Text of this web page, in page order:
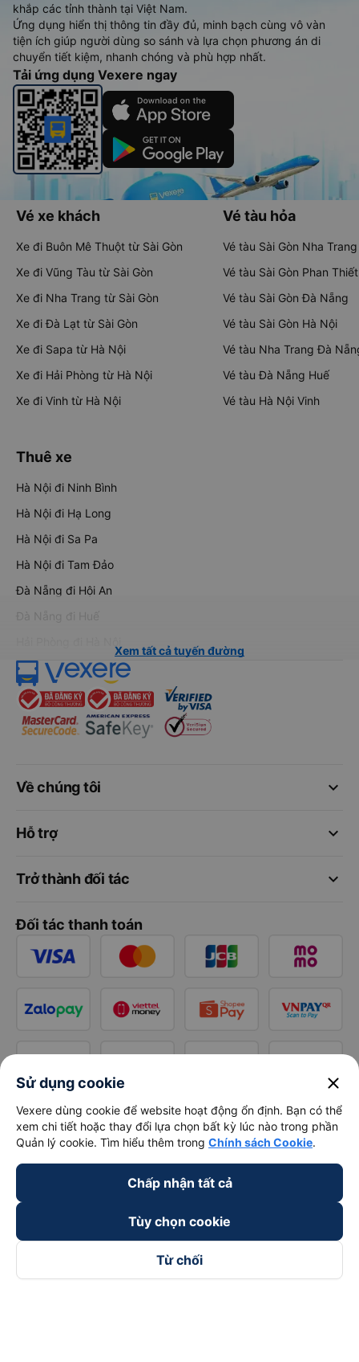
khắp các tỉnh thành tại Việt Nam.
Ứng dụng hiển thị thông tin đầy đủ, minh bạch cùng vô vàn
tiện ích giúp người dùng so sánh và lựa chọn phương án di
chuyển tiết kiệm, nhanh chóng và phù hợp nhất.
Tải ứng dụng Vexere ngay
Vé xe khách
Xe đi Buôn Mê Thuột từ Sài Gòn
Xe đi Vũng Tàu từ Sài Gòn
Xe đi Nha Trang từ Sài Gòn
Xe đi Đà Lạt từ Sài Gòn
Xe đi Sapa từ Hà Nội
Xe đi Hải Phòng từ Hà Nội
Xe đi Vinh từ Hà Nội
Vé tàu hỏa
Vé tàu Sài Gòn Nha Trang
Vé tàu Sài Gòn Phan Thiết
Vé tàu Sài Gòn Đà Nẵng
Vé tàu Sài Gòn Hà Nội
Vé tàu Nha Trang Đà
Vé tàu Đà Nẵng Huế
Vé tàu Hà Nội Vinh
Thuê xe
Hà Nội đi Ninh Bình
Hà Nội đi Hạ Long
Hà Nội đi Sa Pa
Hà Nội đi Tam Đảo
Đà Nẵng đi Hội An
Đà Nẵng đi Huế
Xem tất cả tuyến đường
keyboard_arrow_down
Về chúng tôi
keyboard_arrow_down
Hỗ trợ
keyboard_arrow_down
Trở thành đối tác
Đối tác thanh toán
Sử dụng cookie close
Vexere dùng cookie để website hoạt động ổn định. Bạn có thể
xem chi tiết hoặc thay đổi lựa chọn bất kỳ lúc nào trong phần
Quản lý cookie. Tìm hiểu thêm trong Chính sách Cookie.
Chấp nhận tất cả
Tùy chọn cookie
Từ chối